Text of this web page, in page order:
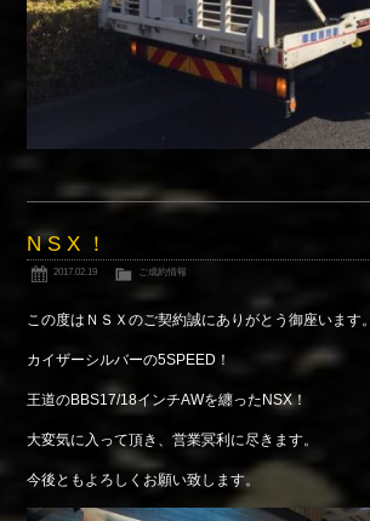
N S X ！
2017.02.19 ご成約情報
この度はＮＳＸのご契約誠にありがとう御座います。
カイザーシルバーの5SPEED！
王道のBBS17/18インチAWを纏ったNSX！
大変気に入って頂き、営業冥利に尽きます。
今後ともよろしくお願い致します。